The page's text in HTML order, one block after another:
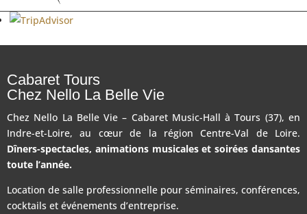
Cabaret Tours
Chez Nello La Belle Vie
Chez Nello La Belle Vie – Cabaret Music-Hall à Tours (37), en
Indre-et-Loire, au cœur de la région Centre-Val de Loire.
Dîners-spectacles, animations musicales et soirées dansantes
toute l’année.
Location de salle professionnelle pour séminaires, conférences,
cocktails et événements d’entreprise.